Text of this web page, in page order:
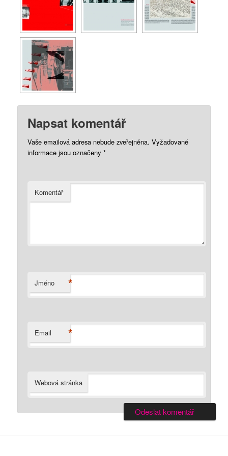
Napsat komentář
Vaše emailová adresa nebude zveřejněna. Vyžadované
informace jsou označeny *
Komentář
Jméno *
Email *
Webová stránka